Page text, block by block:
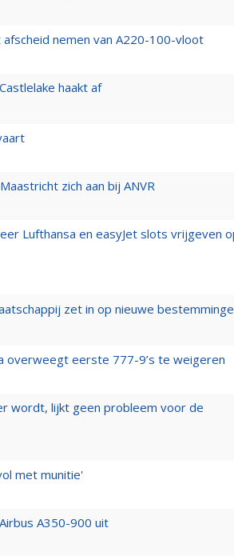
afscheid nemen van A220-100-vloot
haakt af
zich aan bij ANVR
Lufthansa en easyJet slots vrijgeven
zet in op nieuwe
overweegt eerste 777-9’s te weigeren
wordt, lijkt geen probleem voor de
met munitie'
A350-900 uit